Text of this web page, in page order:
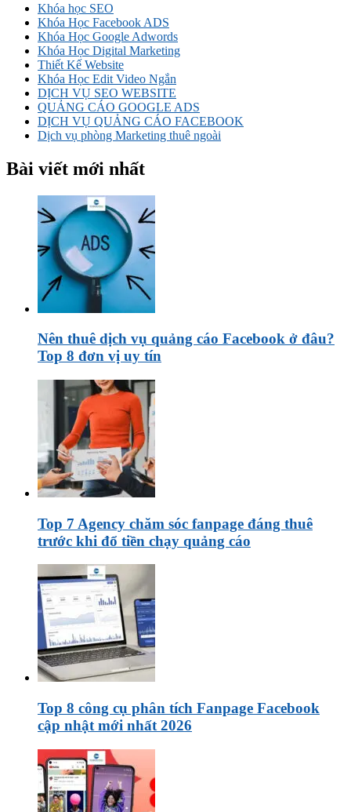
Khóa học SEO
Khóa Học Facebook ADS
Khóa Học Google Adwords
Khóa Học Digital Marketing
Thiết Kế Website
Khóa Học Edit Video Ngắn
DỊCH VỤ SEO WEBSITE
QUẢNG CÁO GOOGLE ADS
DỊCH VỤ QUẢNG CÁO FACEBOOK
Dịch vụ phòng Marketing thuê ngoài
Bài viết mới nhất
Nên thuê dịch vụ quảng cáo Facebook ở đâu?
Top 8 đơn vị uy tín
Top 7 Agency chăm sóc fanpage đáng thuê
trước khi đổ tiền chạy quảng cáo
Top 8 công cụ phân tích Fanpage Facebook
cập nhật mới nhất 2026